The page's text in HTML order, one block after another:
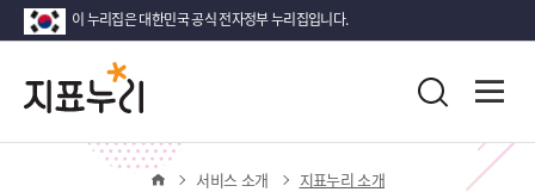
이 누리집은 대한민국 공식 전자정부 누리집입니다.
지
표
다
시
한
통
검
뉴
서비스 소개 지표누리 소개